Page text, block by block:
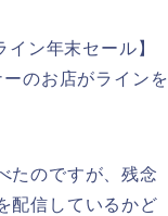
ン年末セール】
のお店がラインを
たのですが、残念
配信しているかど